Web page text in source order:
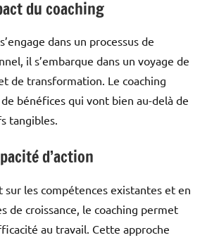
du coaching
dans un processus de
il s’embarque dans un voyage de
de transformation. Le coaching
bénéfices qui vont bien au-delà de
tangibles.
d’action
sur les compétences existantes et en
de croissance, le coaching permet
au travail. Cette approche